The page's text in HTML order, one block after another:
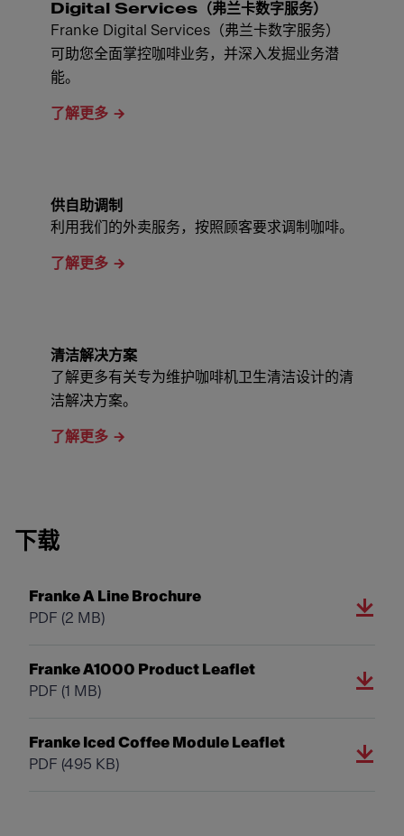
Digital Services（弗兰卡数字服务）
Franke Digital Services（弗兰卡数字服务）
可助您全面掌控咖啡业务，并深入发掘业务潜
能。
了解更多
供自助调制
利用我们的外卖服务，按照顾客要求调制咖啡。
了解更多
清洁解决方案
了解更多有关专为维护咖啡机卫生清洁设计的清
洁解决方案。
了解更多
下载
Franke A Line Brochure
PDF (2 MB)
Franke A1000 Product Leaflet
PDF (1 MB)
Franke Iced Coffee Module Leaflet
PDF (495 KB)